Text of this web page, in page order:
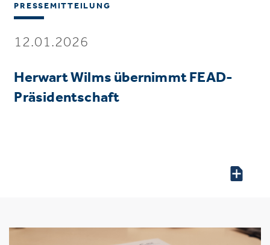
PRESSEMITTEILUNG
12.01.2026
Herwart Wilms übernimmt FEAD-
Präsidentschaft